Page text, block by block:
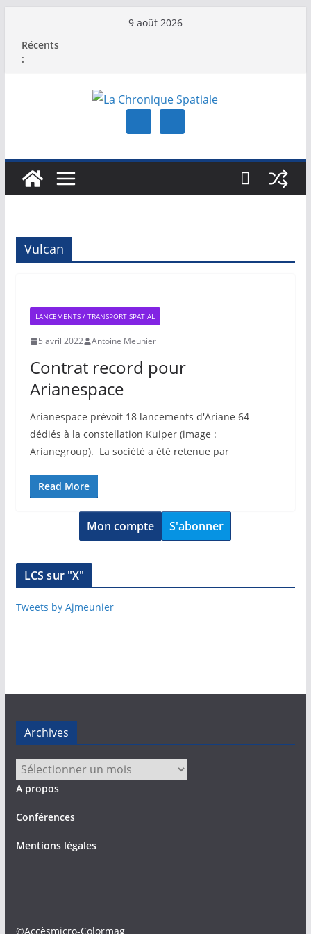
contenu
9 août 2026
Récents
:
Vulcan
LANCEMENTS / TRANSPORT SPATIAL
5 avril 2022 Antoine Meunier
Contrat record pour
Arianespace
Arianespace prévoit 18 lancements d'Ariane 64
dédiés à la constellation Kuiper (image :
Arianegroup). La société a été retenue par
Read More
Mon compte S'abonner
LCS sur "X"
Tweets by Ajmeunier
Archives
Archives
A propos
Conférences
Mentions légales
©Accèsmicro-Colormag